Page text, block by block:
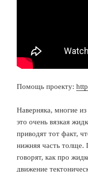
Помощь проекту:
Наверняка, многие
это очень вязкая
приводят тот факт,
нижняя часть
говорят, как про
движение